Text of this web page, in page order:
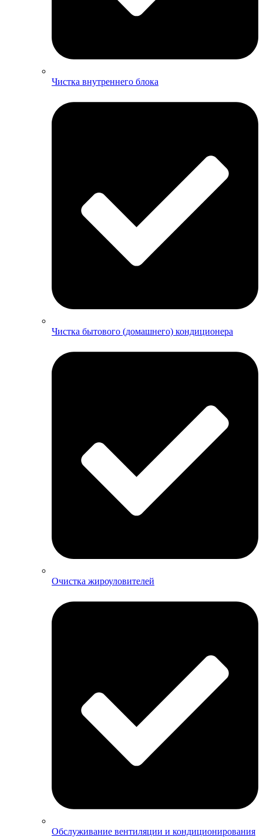
Чистка внутреннего блока
Чистка бытового (домашнего) кондиционера
Очистка жироуловителей
Обслуживание вентиляции и кондиционирования